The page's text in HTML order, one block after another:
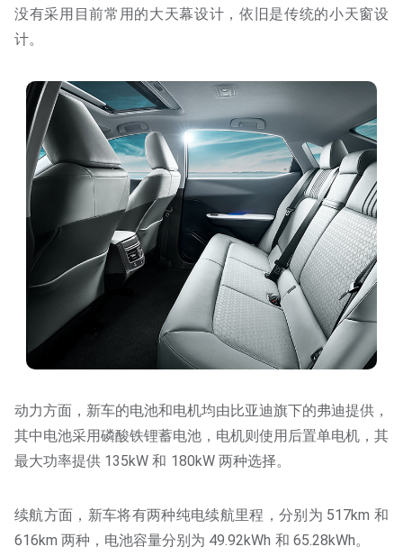
没有采用目前常用的大天幕设计，依旧是传统的小天窗设
计。
动力方面，新车的电池和电机均由比亚迪旗下的弗迪提供，
其中电池采用磷酸铁锂蓄电池，电机则使用后置单电机，其
最大功率提供 135kW 和 180kW 两种选择。
续航方面，新车将有两种纯电续航里程，分别为 517km 和
616km 两种，电池容量分别为 49.92kWh 和 65.28kWh。